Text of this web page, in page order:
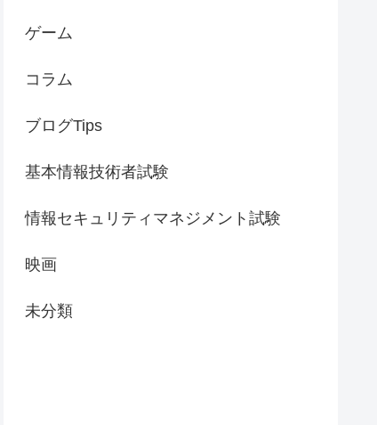
ゲーム
コラム
ブログTips
基本情報技術者試験
情報セキュリティマネジメント試験
映画
未分類